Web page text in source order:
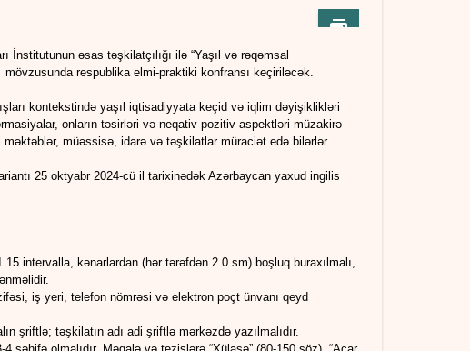
əsas təşkilatçılığı ilə “Yaşıl və rəqəmsal
respublika elmi-praktiki konfransı keçiriləcək.
kontekstində yaşıl iqtisadiyyata keçid və iqlim dəyişiklikləri
onların təsirləri və neqativ-pozitiv aspektləri müzakirə
müəssisə, idarə və təşkilatlar müraciət edə bilərlər.
25 oktyabr 2024-cü il tarixinədək Azərbaycan yaxud ingilis
intervalla, kənarlardan (hər tərəfdən 2.0 sm) boşluq buraxılmalı,
iş yeri, telefon nömrəsi və elektron poçt ünvanı qeyd
şriftlə; təşkilatın adı adi şriftlə mərkəzdə yazılmalıdır.